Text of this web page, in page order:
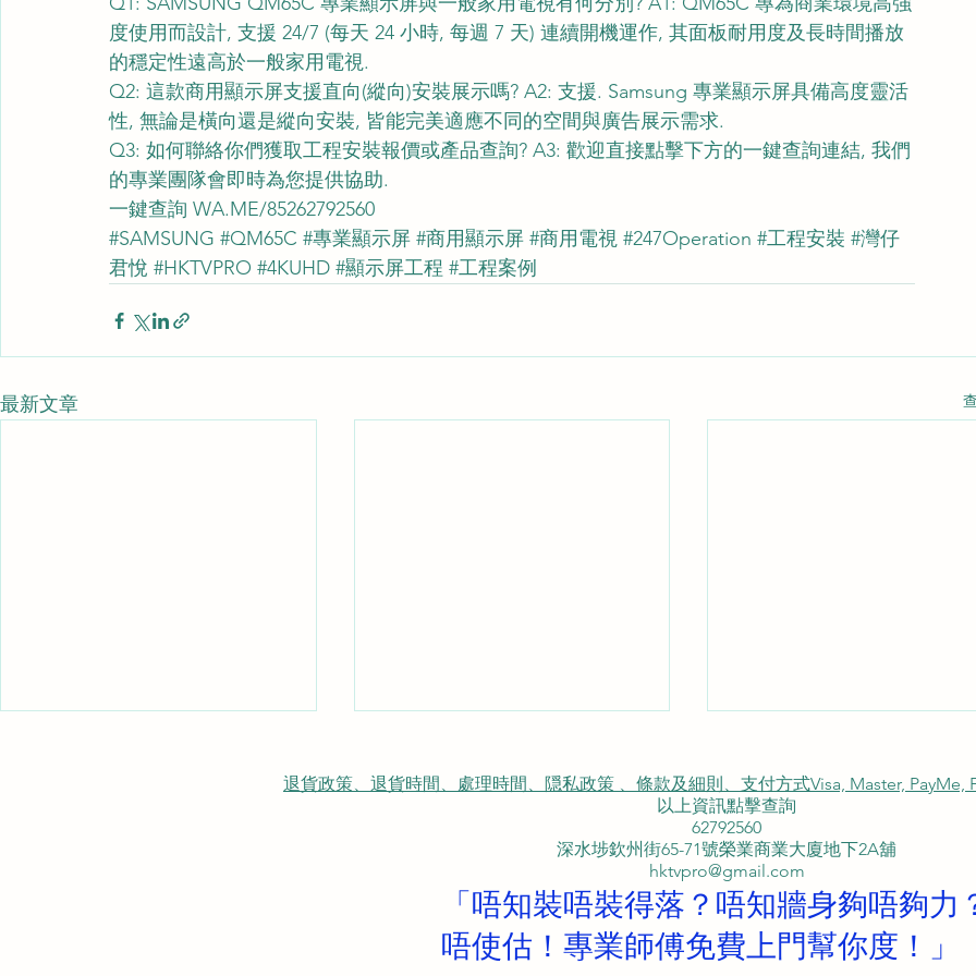
度使用而設計, 支援 24/7 (每天 24 小時, 每週 7 天) 連續開機運作, 其面板耐用度及長時間播放
的穩定性遠高於一般家用電視.
Q2: 這款商用顯示屏支援直向(縱向)安裝展示嗎? A2: 支援. Samsung 專業顯示屏具備高度靈活
性, 無論是橫向還是縱向安裝, 皆能完美適應不同的空間與廣告展示需求.
Q3: 如何聯絡你們獲取工程安裝報價或產品查詢? A3: 歡迎直接點擊下方的一鍵查詢連結, 我們
的專業團隊會即時為您提供協助.
一鍵查詢 WA.ME/85262792560
#SAMSUNG #QM65C #專業顯示屏 #商用顯示屏 #商用電視 #247Operation #工程安裝 #灣仔
君悅 #HKTVPRO #4KUHD #顯示屏工程 #工程案例
最新文章
LG77OLEDC5PCA電視優惠
荃灣柏傲灣電視安裝 77吋
租用電視機
退貨政策、退貨時間、處理時間、隠私政策 、條款及細則、支付方式Visa, Master, PayMe,
以上資訊點擊查詢
62792560
深水埗欽州街65-71號榮業商業大廈地下2A舖
hktvpro@gmail.com
「唔知裝唔裝得落？唔知牆身夠唔夠力
唔使估！專業師傅免費上門幫你度！」